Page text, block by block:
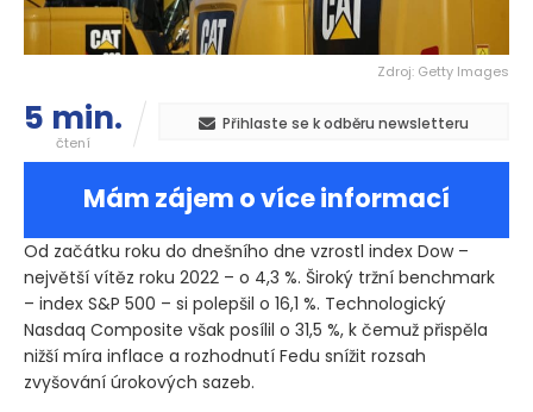
Zdroj: Getty Images
5 min.
čtení
Přihlaste se k odběru newsletteru
Mám zájem o více informací
Od začátku roku do dnešního dne vzrostl index Dow –
největší vítěz roku 2022 – o 4,3 %. Široký tržní benchmark
– index S&P 500 – si polepšil o 16,1 %. Technologický
Nasdaq Composite však posílil o 31,5 %, k čemuž přispěla
nižší míra inflace a rozhodnutí Fedu snížit rozsah
zvyšování úrokových sazeb.